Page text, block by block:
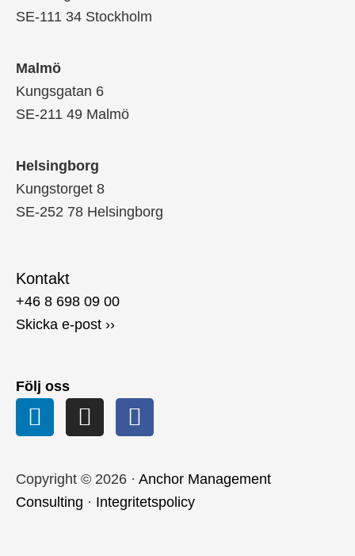
SE-111 34 Stockholm
Malmö
Kungsgatan 6
SE-211 49 Malmö
Helsingborg
Kungstorget 8
SE-252 78 Helsingborg
Kontakt
+46 8 698 09 00
Skicka e-post ››
Följ oss
Copyright © 2026 · Anchor Management
Consulting · Integritetspolicy